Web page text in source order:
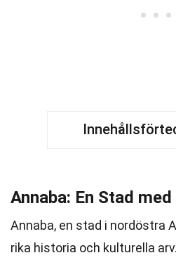
Annaba: En Stad
Annaba, en stad i nordöstra
rika historia och kulturella